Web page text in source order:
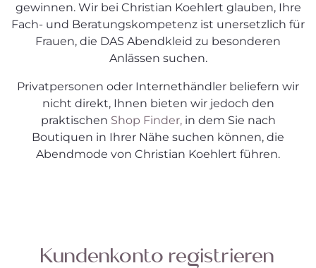
gewinnen. Wir bei Christian Koehlert glauben, Ihre
Fach- und Beratungskompetenz ist unersetzlich für
Frauen, die DAS Abendkleid zu besonderen
Anlässen suchen.
Privatpersonen oder Internethändler beliefern wir
nicht direkt, Ihnen bieten wir jedoch den
praktischen Shop Finder,in dem Sie nach
Boutiquen in Ihrer Nähe suchen können, die
Abendmode von Christian Koehlert führen.
Kundenkonto registrieren